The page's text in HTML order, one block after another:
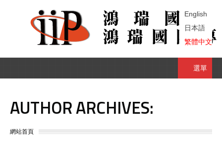
English
日本語
繁體中文
選單
AUTHOR ARCHIVES:
You are here:
網站首頁